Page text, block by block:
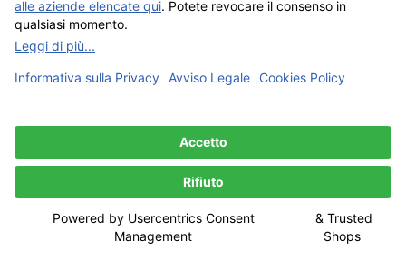
Etichetta in tessuto nel set di colori
etichette per combinazione di colori, 100% poliestere